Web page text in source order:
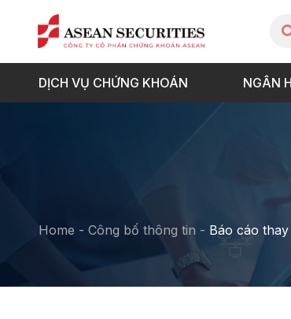
DỊCH VỤ CHỨNG KHOÁN NGÂN
Home - Công bố thông tin - Báo cáo